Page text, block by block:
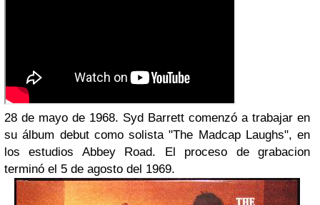
28 de mayo de 1968. Syd Barrett comenzó a trabajar en
su álbum debut como solista "The Madcap Laughs", en
los estudios Abbey Road. El proceso de grabacion
terminó el 5 de agosto del 1969.